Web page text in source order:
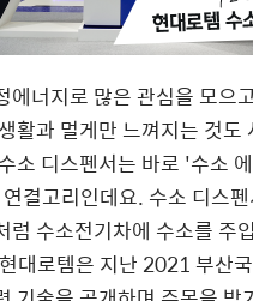
에너지로 많은 관심을 모으
활과 멀게만 느껴지는 것도
소 디스펜서는 바로 '수소
결고리인데요. 수소 디스
럼 수소전기차에 수소를 주
대로템은 지난 2021 부산